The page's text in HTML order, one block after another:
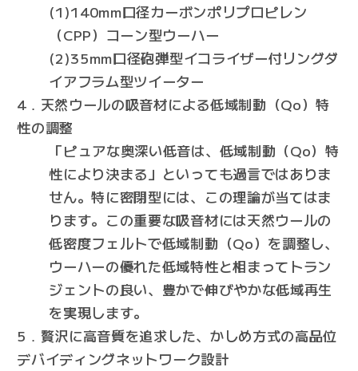
(1)140mm口径カーボンポリプロピレン
（CPP）コーン型ウーハー
(2)35mm口径砲弾型イコライザー付リングダ
イアフラム型ツイーター
4．天然ウールの吸音材による低域制動（Qo）特
性の調整
「ピュアな奥深い低音は、低域制動（Qo）特
性により決まる」といっても過言ではありま
せん。特に密閉型には、この理論が当てはま
ります。この重要な吸音材には天然ウールの
低密度フェルトで低域制動（Qo）を調整し、
ウーハーの優れた低域特性と相まってトラン
ジェントの良い、豊かで伸びやかな低域再生
を実現します。
5．贅沢に高音質を追求した、かしめ方式の高品位
デバイディングネットワーク設計